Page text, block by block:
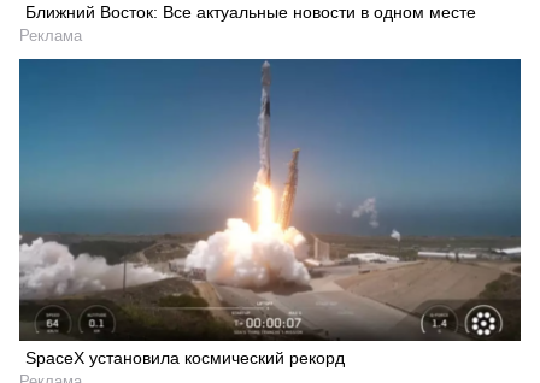
Ближний Восток: Все актуальные новости в одном месте
Реклама
SpaceX установила космический рекорд